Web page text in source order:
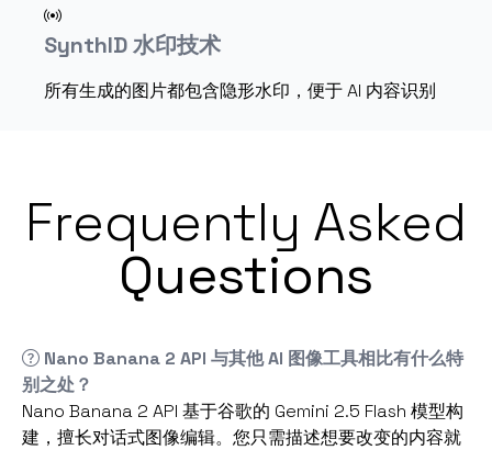
SynthID 水印技术
所有生成的图片都包含隐形水印，便于 AI 内容识别
Frequently Asked
Questions
Nano Banana 2 API 与其他 AI 图像工具相比有什么特
别之处？
Nano Banana 2 API 基于谷歌的 Gemini 2.5 Flash 模型构
建，擅长对话式图像编辑。您只需描述想要改变的内容就